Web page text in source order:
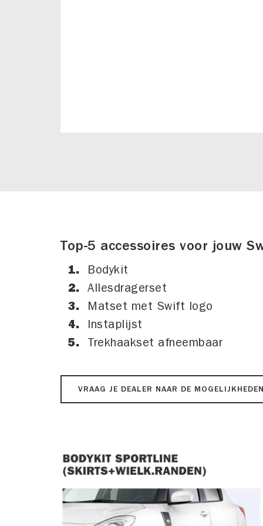
Top-5 accessoires voor jouw
Bodykit
Allesdragerset
Matset met Swift logo
Instaplijst
Trekhaakset afneembaar
VRAAG JE DEALER NAAR DE